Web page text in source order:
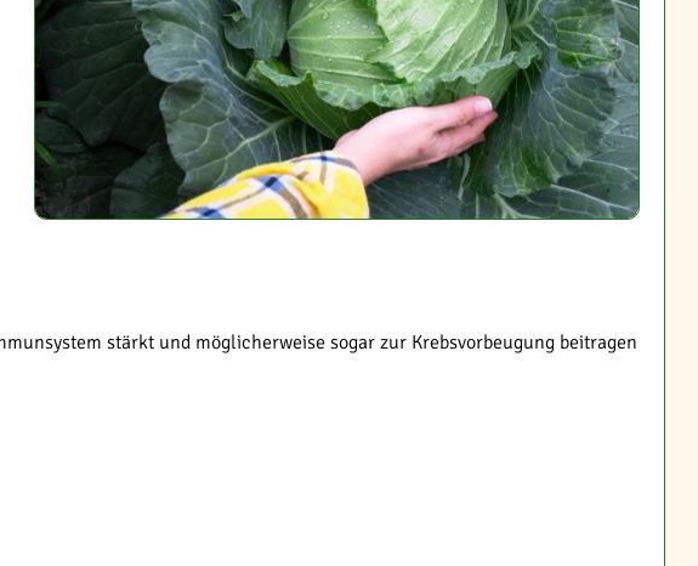
stärkt und möglicherweise sogar zur Krebsvorbeugung beitragen